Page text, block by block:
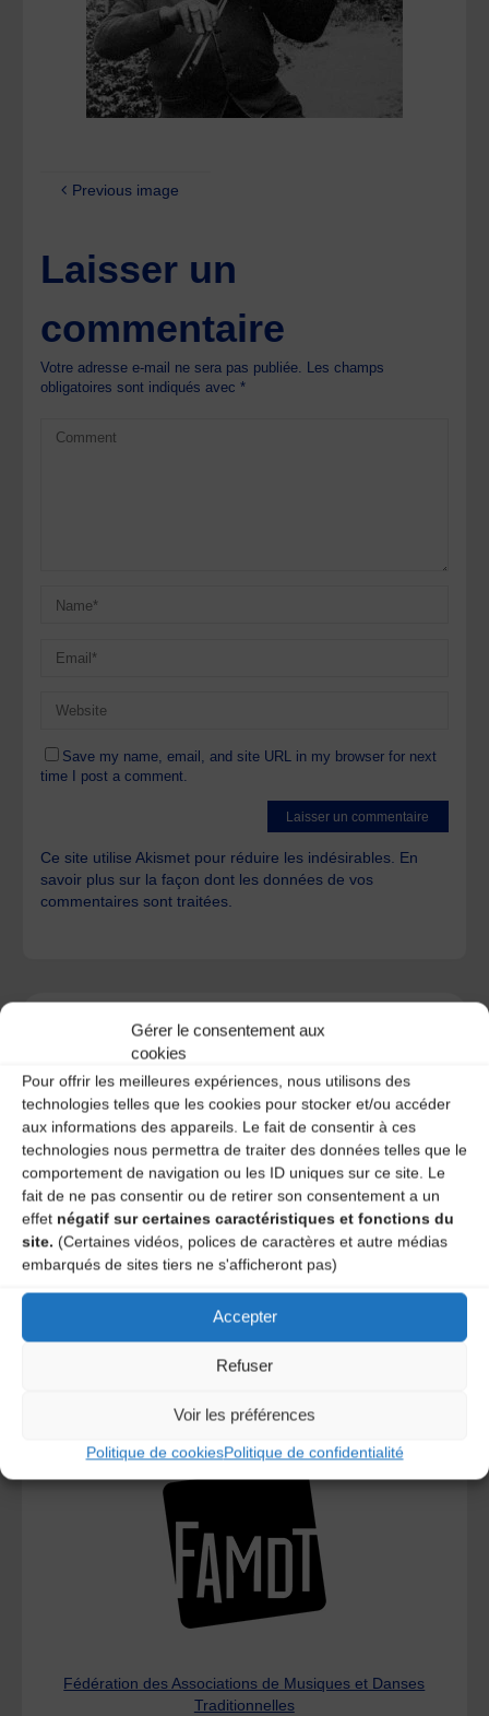
Gérer le consentement aux
cookies
Pour offrir les meilleures expériences, nous utilisons des
technologies telles que les cookies pour stocker et/ou accéder
aux informations des appareils. Le fait de consentir à ces
technologies nous permettra de traiter des données telles que le
comportement de navigation ou les ID uniques sur ce site. Le
fait de ne pas consentir ou de retirer son consentement a un
effet négatif sur certaines caractéristiques et fonctions du
site. (Certaines vidéos, polices de caractères et autre médias
embarqués de sites tiers ne s'afficheront pas)
Accepter
Refuser
Voir les préférences
Politique de cookiesPolitique de confidentialité
Previous image
Laisser un
commentaire
Votre adresse e-mail ne sera pas publiée.
Les champs
obligatoires sont indiqués avec*
Save my name, email, and site URL in my browser for next
time I post a comment.
Ce site utilise Akismet pour réduire les indésirables. En
savoir plus sur la façon dont les données de vos
commentaires sont traitées
A DECOUVRIR :
Le distributeur des musiques Trad'
Fédération des Associations de Musiques et Danses
Traditionnelles